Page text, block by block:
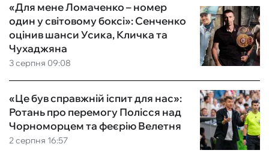
3 серпня 09:08
«Для мене Ломаченко – номер
один у світовому боксі»: Сенченко
оцінив шанси Усика, Кличка та
Чухаджяна
2 серпня 16:57
«Це був справжній іспит для нас»:
Ротань про перемогу Полісся над
Чорноморцем та феєрію Велетня